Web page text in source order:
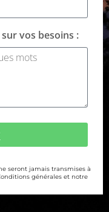
vos besoins :
seront jamais transmises à
générales et notre